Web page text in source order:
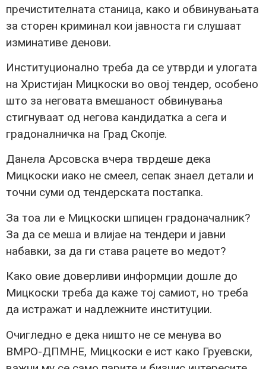
пречистителната станица, како и обвинувањата
за сторен криминал кои јавноста ги слушаат
изминативе денови.
Институционално треба да се утврди и улогата
на Христијан Мицкоски во овој тендер, особено
што за неговата вмешаност обвинувања
стигнуваат од негова кандидатка а сега и
градоналничка на Град Скопје.
Данела Арсовска вчера тврдеше дека
Мицкоски иако не смеел, сепак знаел детали и
точни суми од тендерската постапка.
За тоа ли е Мицкоски шпицен градоначалник?
За да се меша и влијае на тендери и јавни
набавки, за да ги става рацете во медот?
Како овие доверливи информции дошле до
Мицкоски треба да каже тој самиот, но треба
да истражат и надлежните институции.
Очигледно е дека ништо не се менува во
ВМРО-ДПМНЕ, Мицкоски е ист како Груевски,